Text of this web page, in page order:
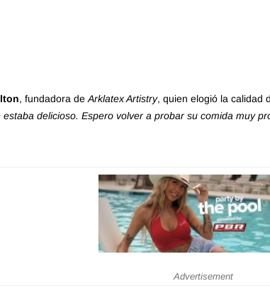
, fundadora deArklatex Artistry, quien elogió la calidad
delicioso. Espero volver a probar su comida muy
Advertisement